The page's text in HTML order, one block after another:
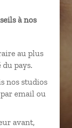
à nos
au plus
du pays.
nos studios
email ou
avant,